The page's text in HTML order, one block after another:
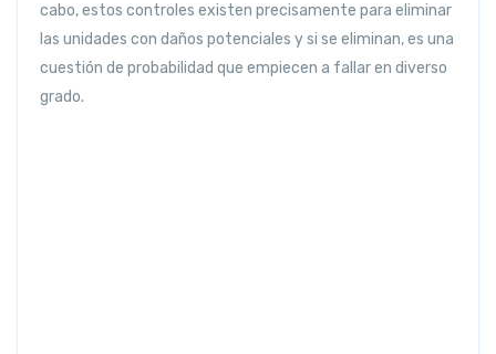
cabo, estos controles existen precisamente para eliminar
las unidades con daños potenciales y si se eliminan, es una
cuestión de probabilidad que empiecen a fallar en diverso
grado.